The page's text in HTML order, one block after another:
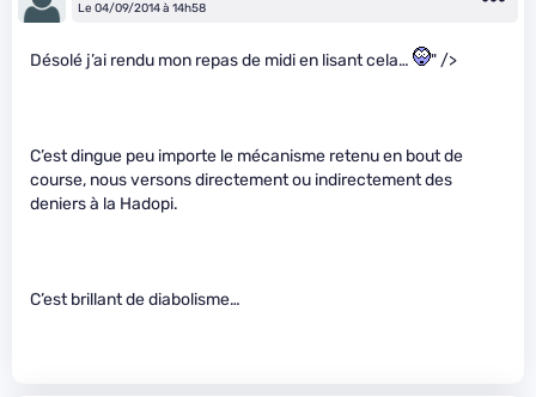
Le 04/09/2014 à 14h58
Désolé j’ai rendu mon repas de midi en lisant cela… " />
C’est dingue peu importe le mécanisme retenu en bout de
course, nous versons directement ou indirectement des
deniers à la Hadopi.
C’est brillant de diabolisme…